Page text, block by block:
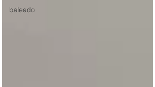
baleado